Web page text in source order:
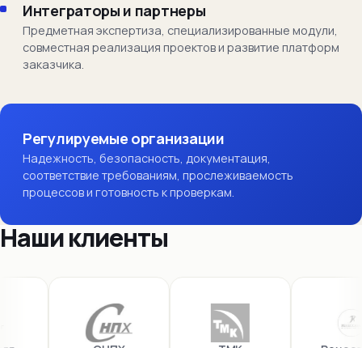
Интеграторы и партнеры
Предметная экспертиза, специализированные модули,
совместная реализация проектов и развитие платформ
заказчика.
Регулируемые организации
Надежность, безопасность, документация,
соответствие требованиям, прослеживаемость
процессов и готовность к проверкам.
Наши клиенты